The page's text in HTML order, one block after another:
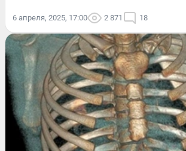
6 апреля, 2025, 17:00 2 871 18